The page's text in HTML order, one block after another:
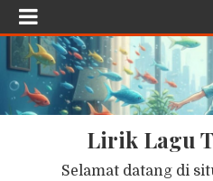
Lirik Lagu
Selamat datang di